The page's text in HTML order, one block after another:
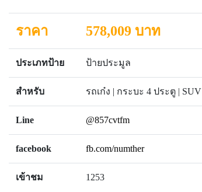
ราคา 578,009 บาท
ประเภทป้าย ป้ายประมูล
สำหรับ รถเก๋ง | กระบะ 4 ประตู | SUV
Line @857cvtfm
facebook fb.com/numther
เข้าชม 1253